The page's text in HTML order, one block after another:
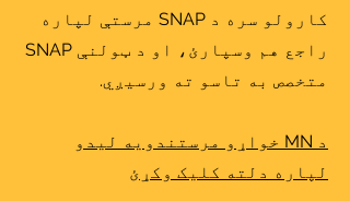
کارولو سره د SNAP مرستې لپاره
راجع هم وسپارئ، او د ټولنې SNAP
متخصص به تاسو ته ورسیږي.
د MN خواړو مرستندویه لیدو
لپاره دلته کلیک وکړئ